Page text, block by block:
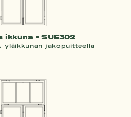
ikkuna - SUE302
yläikkunan jakopuitteella